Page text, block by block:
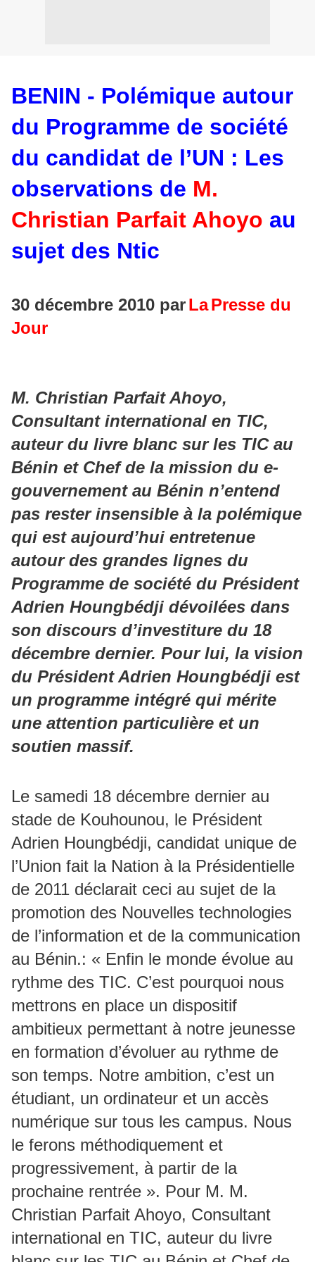
BENIN - Polémique autour
du Programme de société
du candidat de l’UN : Les
observations de M.
Christian Parfait Ahoyo au
sujet des Ntic
30 décembre 2010 parLaPresse du
Jour
M. Christian Parfait Ahoyo,
Consultant international en TIC,
auteur du livre blanc sur les TIC au
Bénin et Chef de la mission du e-
gouvernement au Bénin n’entend
pas rester insensible à la polémique
qui est aujourd’hui entretenue
autour des grandes lignes du
Programme de société du Président
Adrien Houngbédji dévoilées dans
son discours d’investiture du 18
décembre dernier. Pour lui, la vision
du Président Adrien Houngbédji est
un programme intégré qui mérite
une attention particulière et un
soutien massif.
Le samedi 18 décembre dernier au
stade de Kouhounou, le Président
Adrien Houngbédji, candidat unique de
l’Union fait la Nation à la Présidentielle
de 2011 déclarait ceci au sujet de la
promotion des Nouvelles technologies
de l’information et de la communication
au Bénin.: « Enfin le monde évolue au
rythme des TIC. C’est pourquoi nous
mettrons en place un dispositif
ambitieux permettant à notre jeunesse
en formation d’évoluer au rythme de
son temps. Notre ambition, c’est un
étudiant, un ordinateur et un accès
numérique sur tous les campus. Nous
le ferons méthodiquement et
progressivement, à partir de la
prochaine rentrée ». Pour M. M.
Christian Parfait Ahoyo, Consultant
international en TIC, auteur du livre